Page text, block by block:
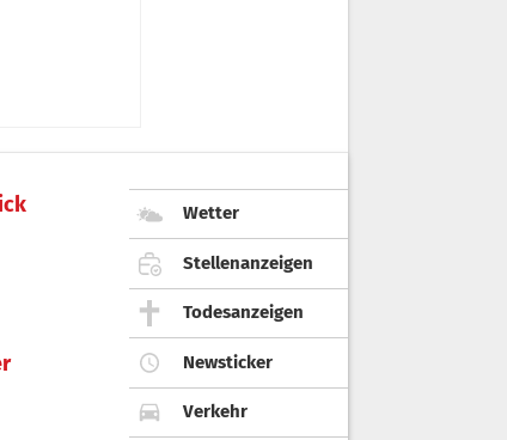
Wetter
Stellenanzeigen
Todesanzeigen
Newsticker
Verkehr